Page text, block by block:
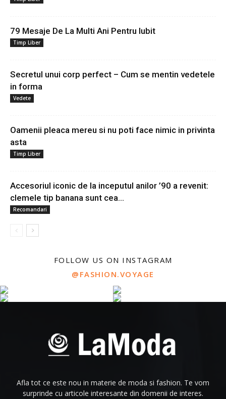
79 Mesaje De La Multi Ani Pentru Iubit
Timp Liber
Secretul unui corp perfect – Cum se mentin vedetele
in forma
Vedete
Oamenii pleaca mereu si nu poti face nimic in privinta
asta
Timp Liber
Accesoriul iconic de la inceputul anilor ’90 a revenit:
clemele tip banana sunt cea...
Recomandari
FOLLOW US ON INSTAGRAM
@FASHION.VOYAGE
Afla tot ce este nou in materie de moda si fashion. Te vom
surprinde cu articole interesante din domenii de interes.